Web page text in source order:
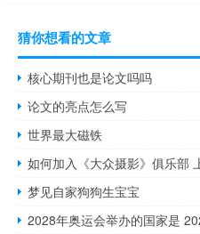
猜你想看的文章
核心期刊也是论文吗吗
论文的亮点怎么写
世界最大磁铁
如何加入《大众摄影》俱乐部
梦见自家狗狗生宝宝
2028年奥运会举办的国家是